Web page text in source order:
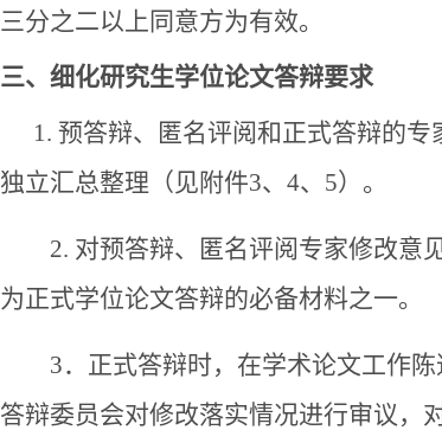
三分之二以上同意方为有效。
三、细化研究生学位论文答辩要求
1. 预答辩、匿名评阅和正式答辩的专
独立汇总整理（见附件3、4、5）。
2. 对预答辩、匿名评阅专家修改意
为正式学位论文答辩的必备材料之一。
3． 正式答辩时，在学术论文工作陈
答辩委员会对修改落实情况进行审议，